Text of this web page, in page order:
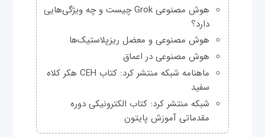
هوش مصنوعی Grok چیست و چه ویژگی‌هایی
دارد؟
هوش مصنوعی و معضل ریزپلاستیک‌ها
هوش مصنوعی در اعماق
ماهنامه شبکه منتشر کرد: کتاب CEH هکر کلاه
سفید
شبکه منتشر کرد: کتاب الکترونیکی دوره
مقدماتی آموزش پایتون